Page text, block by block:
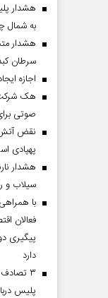
هشدار
به شمال
هشدار
سرطان
اجازه
هک
صوتی
نقض
پهپادی
سیلاب و
با
فعالان
پیگیری
دارد
۳
پلیس